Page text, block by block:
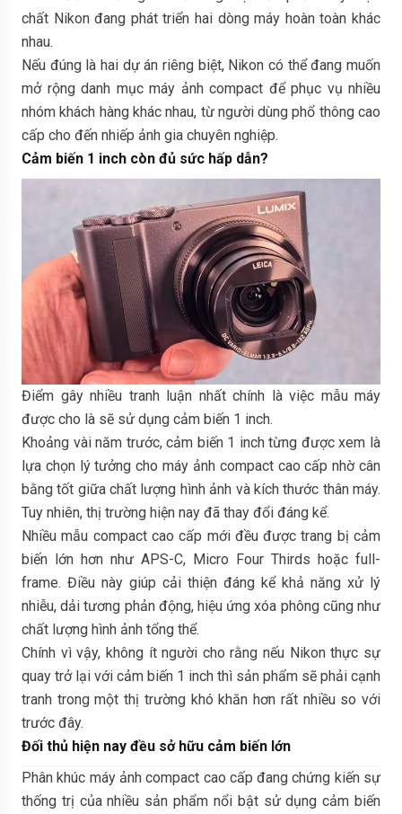
chất Nikon đang phát triển hai dòng máy hoàn toàn khác
nhau.
Nếu đúng là hai dự án riêng biệt, Nikon có thể đang muốn
mở rộng danh mục máy ảnh compact để phục vụ nhiều
nhóm khách hàng khác nhau, từ người dùng phổ thông cao
cấp cho đến nhiếp ảnh gia chuyên nghiệp.
Cảm biến 1 inch còn đủ sức hấp dẫn?
Điểm gây nhiều tranh luận nhất chính là việc mẫu máy
được cho là sẽ sử dụng cảm biến 1 inch.
Khoảng vài năm trước, cảm biến 1 inch từng được xem là
lựa chọn lý tưởng cho máy ảnh compact cao cấp nhờ cân
bằng tốt giữa chất lượng hình ảnh và kích thước thân máy.
Tuy nhiên, thị trường hiện nay đã thay đổi đáng kể.
Nhiều mẫu compact cao cấp mới đều được trang bị cảm
biến lớn hơn như APS-C, Micro Four Thirds hoặc full-
frame. Điều này giúp cải thiện đáng kể khả năng xử lý
nhiễu, dải tương phản động, hiệu ứng xóa phông cũng như
chất lượng hình ảnh tổng thể.
Chính vì vậy, không ít người cho rằng nếu Nikon thực sự
quay trở lại với cảm biến 1 inch thì sản phẩm sẽ phải cạnh
tranh trong một thị trường khó khăn hơn rất nhiều so với
trước đây.
Đối thủ hiện nay đều sở hữu cảm biến lớn
Phân khúc máy ảnh compact cao cấp đang chứng kiến sự
thống trị của nhiều sản phẩm nổi bật sử dụng cảm biến